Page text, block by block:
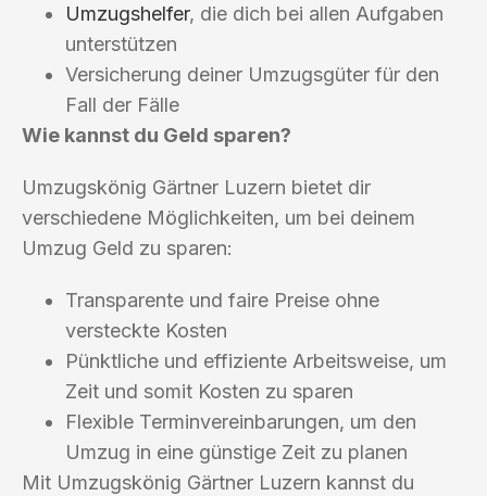
Umzugshelfer, die dich bei allen Aufgaben
unterstützen
Versicherung deiner Umzugsgüter für den
Fall der Fälle
Wie kannst du Geld sparen?
Umzugskönig Gärtner Luzern bietet dir
verschiedene Möglichkeiten, um bei deinem
Umzug Geld zu sparen:
Transparente und faire Preise ohne
versteckte Kosten
Pünktliche und effiziente Arbeitsweise, um
Zeit und somit Kosten zu sparen
Flexible Terminvereinbarungen, um den
Umzug in eine günstige Zeit zu planen
Mit Umzugskönig Gärtner Luzern kannst du